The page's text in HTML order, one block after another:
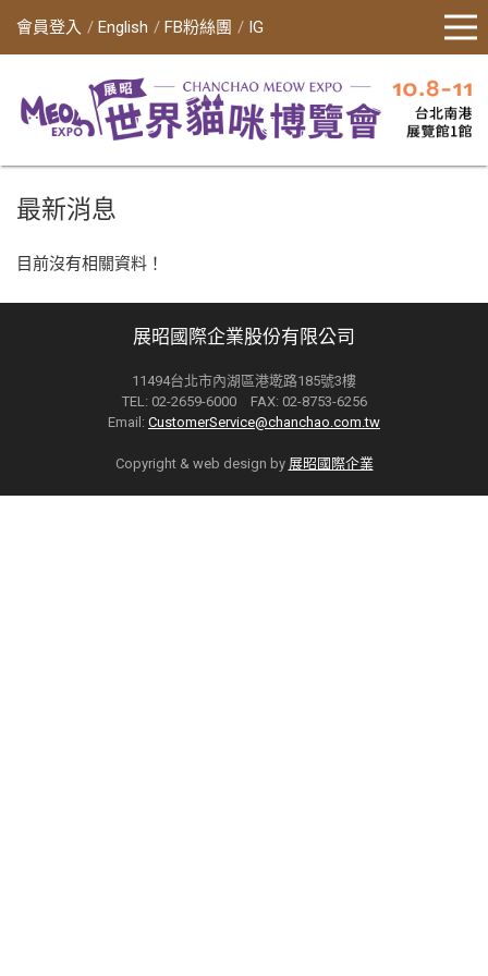
會員登入 English FB粉絲團 IG
最新消息
目前沒有相關資料！
展昭國際企業股份有限公司
11494台北市內湖區港墘路185號3樓
TEL: 02-2659-6000 FAX: 02-8753-6256
Email: CustomerService@chanchao.com.tw
Copyright & web design by 展昭國際企業